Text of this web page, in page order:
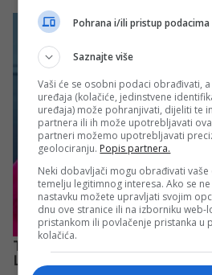
Pohrana i/ili pristup podacima
Saznajte više
Vaši će se osobni podaci obrađivati,
uređaja (kolačiće, jedinstvene
uređaja) može pohranjivati, dijeliti te
partnera ili ih može upotrebljavati
partneri možemo upotrebljavati
geolociranju. Popis partnera.
Neki dobavljači mogu obrađivati
temelju legitimnog interesa. Ako se
nastavku možete upravljati svojim
dnu ove stranice ili na izborniku web-
pristankom ili povlačenje pristanka u
kolačića.